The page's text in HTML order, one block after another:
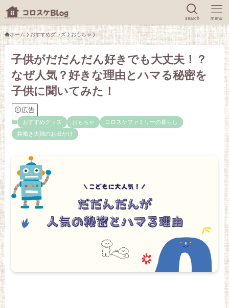
search menu
ホーム おすすめグッズ おもちゃ
子供がだだんだん好きでも大丈夫！？
なぜ人気？好きな理由とハマる秘密を
子供に聞いてみた！
広告
おすすめグッズ おもちゃ
コロスケファミリーの暮らし
共働き夫婦のお出かけ